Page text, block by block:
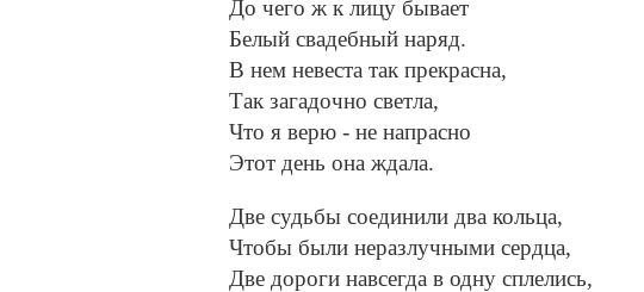
До чего ж к лицу бывает
Белый свадебный наряд.
В нем невеста так прекрасна,
Так загадочно светла,
Что я верю - не напрасно
Этот день она ждала.
Две судьбы соединили два кольца,
Чтобы были неразлучными сердца,
Две дороги навсегда в одну сплелись,